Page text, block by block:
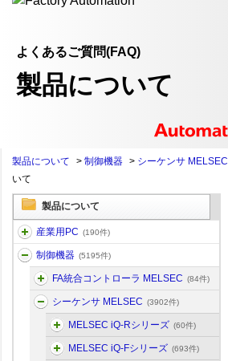
よくあるご質問(FAQ)
製品について
製品について > 制御機器 > シーケンサ MELSEC
いて
製品について
産業用PC (190件)
制御機器 (5195件)
FA統合コントローラ MELSEC (84件)
シーケンサ MELSEC (3902件)
MELSEC iQ-Rシリーズ (60件)
MELSEC iQ-Fシリーズ (693件)